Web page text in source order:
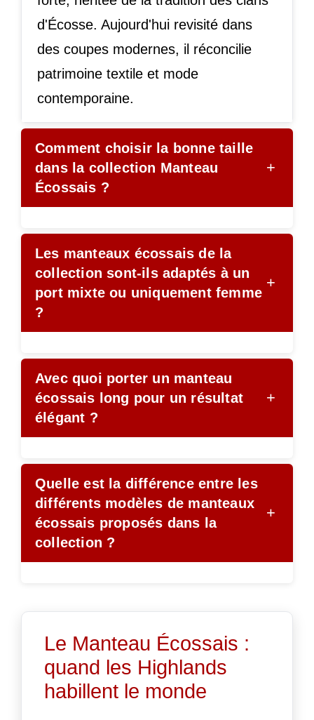
d'Écosse. Aujourd'hui revisité dans
des coupes modernes, il réconcilie
patrimoine textile et mode
contemporaine.
Comment choisir la bonne taille
dans la collection Manteau
Écossais ?
+
Les manteaux écossais de la
collection sont-ils adaptés à un
port mixte ou uniquement femme
?
+
Avec quoi porter un manteau
écossais long pour un résultat
élégant ?
+
Quelle est la différence entre les
différents modèles de manteaux
écossais proposés dans la
collection ?
+
Le Manteau Écossais :
quand les Highlands
habillent le monde